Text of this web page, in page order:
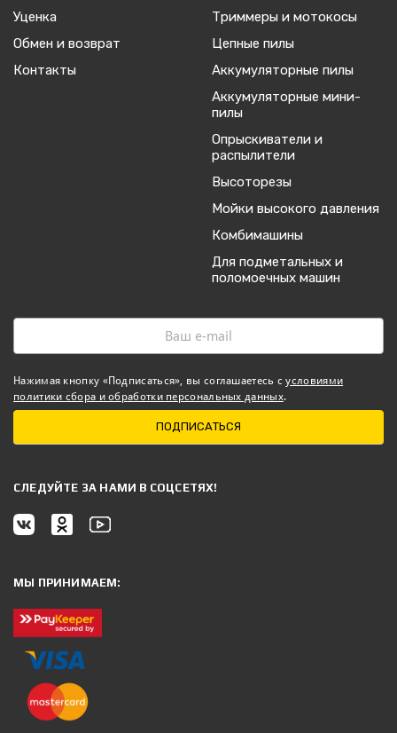
Уценка
Обмен и возврат
Контакты
Триммеры и мотокосы
Цепные пилы
Аккумуляторные пилы
Аккумуляторные мини-
пилы
Опрыскиватели и
распылители
Высоторезы
Мойки высокого давления
Комбимашины
Для подметальных и
поломоечных машин
Нажимая кнопку «Подписаться», вы соглашаетесь сусловиями
политики сбора и обработки персональных данных.
ПОДПИСАТЬСЯ
CЛЕДУЙТЕ ЗА НАМИ В СОЦСЕТЯХ!
МЫ ПРИНИМАЕМ: